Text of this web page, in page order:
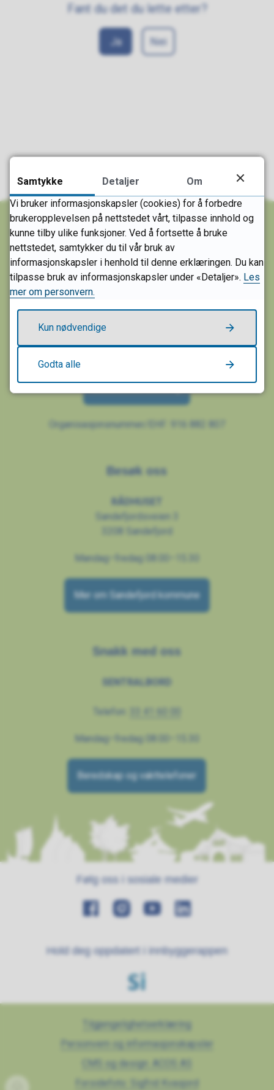
Fant du det du lette etter?
Ja Nei
Skriv til oss
SANDEFJORD KOMMUNE
Postboks 2025
E-post:post@sandefjord.kommune.no
Organisasjonsnummer/EHF: 916 882 807
Besøk oss
RÅDHUSET
Sandefjordsveien 3
3208 Sandefjord
Mandag–fredag 08.00–15.30
Mer om Sandefjord kommune
Snakk med oss
SENTRALBORD
Telefon:
Mandag–fredag 08.00–15.30
Beredskap og vakttelefoner
Følg oss i sosiale medier
Hold deg oppdatert i innbyggerappen
Tilgjengelighetserklæring
Personvern og informasjonskapsler
CMS og design: ACOS AS
Forsidefoto: Sigfrid Kvasjord
Samtykke Detaljer
Om
Vi bruker informasjonskapsler (cookies) for å forbedre
brukeropplevelsen på nettstedet vårt, tilpasse innhold og
kunne tilby ulike funksjoner. Ved å fortsette å bruke
nettstedet, samtykker du til vår bruk av
informasjonskapsler i henhold til denne erklæringen. Du kan
tilpasse bruk av informasjonskapsler under «Detaljer». Les
mer om personvern.
Kun nødvendige
Godta alle